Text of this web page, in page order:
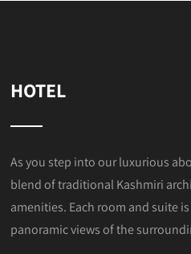
HOTEL
As you step into our luxurious
blend of traditional Kashmiri
amenities. Each room and suite
panoramic views of the